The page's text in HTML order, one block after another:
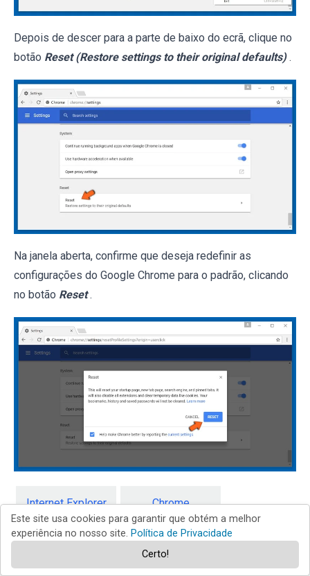
Depois de descer para a parte de baixo do ecrã, clique no
botão Reset (Restore settings to their original defaults) .
Na janela aberta, confirme que deseja redefinir as
configurações do Google Chrome para o padrão, clicando
no botão Reset .
Internet Explorer Chrome
Firefox Safari
Este site usa cookies para garantir que obtém a melhor
experiência no nosso site. Política de Privacidade
Certo!